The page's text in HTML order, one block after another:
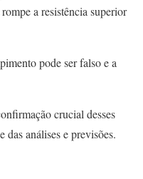
a resistência superior
pode ser falso e a
crucial desses
análises e previsões.